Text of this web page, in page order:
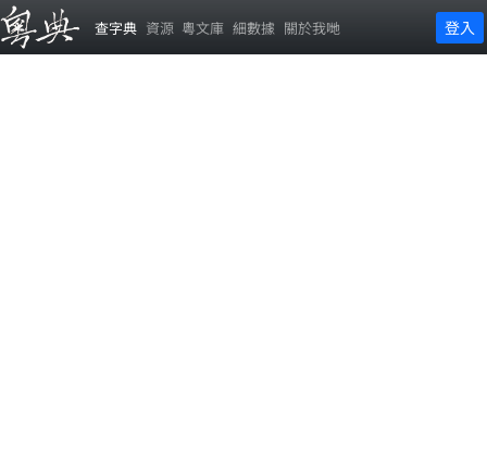
查字典 資源 粵文庫 細數據 關於我哋 登入